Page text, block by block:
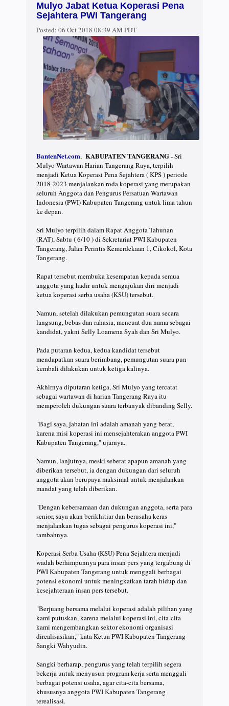
Mulyo Jabat Ketua Koperasi Pena
Sejahtera PWI Tangerang
Posted: 06 Oct 2018 08:39 AM PDT
BantenNet.com, KABUPATEN TANGERANG- Sri
Mulyo Wartawan Harian Tangerang Raya, terpilih
menjadi Ketua Koperasi Pena Sejahtera ( KPS ) periode
2018-2023 menjalankan roda koperasi yang merupakan
seluruh Anggota dan Pengurus Persatuan Wartawan
Indonesia (PWI) Kabupaten Tangerang untuk lima tahun
ke depan.
Sri Mulyo terpilih dalam Rapat Anggota Tahunan
(RAT), Sabtu ( 6/10 ) di Sekretariat PWI Kabupaten
Tangerang, Jalan Perintis Kemerdekaan 1, Cikokol, Kota
Tangerang.
Rapat tersebut membuka kesempatan kepada semua
anggota yang hadir untuk mengajukan diri menjadi
ketua koperasi serba usaha (KSU) tersebut.
Namun, setelah dilakukan pemungutan suara secara
langsung, bebas dan rahasia, mencuat dua nama sebagai
kandidat, yakni Selly Loamena Syah dan Sri Mulyo.
Pada putaran kedua, kedua kandidat tersebut
mendapatkan suara berimbang, pemungutan suara pun
kembali dilakukan untuk ketiga kalinya.
Akhirnya diputaran ketiga, Sri Mulyo yang tercatat
sebagai wartawan di harian Tangerang Raya itu
memperoleh dukungan suara terbanyak dibanding Selly.
"Bagi saya, jabatan ini adalah amanah yang berat,
karena misi koperasi ini mensejahterakan anggota PWI
Kabupaten Tangerang," ujarnya.
Namun, lanjutnya, meski seberat apapun amanah yang
diberikan tersebut, ia dengan dukungan dari seluruh
anggota akan berupaya maksimal untuk menjalankan
mandat yang telah diberikan.
"Dengan kebersamaan dan dukungan anggota, serta para
senior, saya akan berikhitiar dan berusaha keras
menjalankan tugas sebagai pengurus koperasi ini,"
tambahnya.
Koperasi Serba Usaha (KSU) Pena Sejahtera menjadi
wadah berhimpunnya para insan pers yang tergabung di
PWI Kabupaten Tangerang untuk menggali berbagai
potensi ekonomi untuk meningkatkan tarah hidup dan
kesejahteraan insan pers tersebut.
"Berjuang bersama melalui koperasi adalah pilihan yang
kami putuskan, karena melalui koperasi ini, cita-cita
kami mengembangkan sektor ekonomi organisasi
direalisasikan," kata Ketua PWI Kabupaten Tangerang
Sangki Wahyudin.
Sangki berharap, pengurus yang telah terpilih segera
bekerja untuk menyusun program kerja serta menggali
berbagai potensi usaha, agar cita-cita bersama,
khususnya anggota PWI Kabupaten Tangerang
terealisasi.